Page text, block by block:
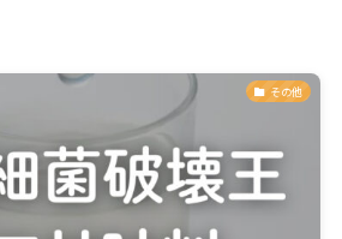
その他